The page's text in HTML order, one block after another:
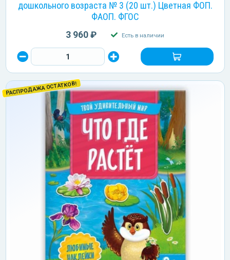
дошкольного возраста № 3 (20 шт.) Цветная ФОП.
ФАОП. ФГОС
3 960 ₽ Есть в наличии
РАСПРОДАЖА ОСТАТКОВ!